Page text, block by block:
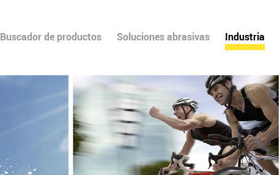
Buscador de productos Soluciones abrasivas Industria